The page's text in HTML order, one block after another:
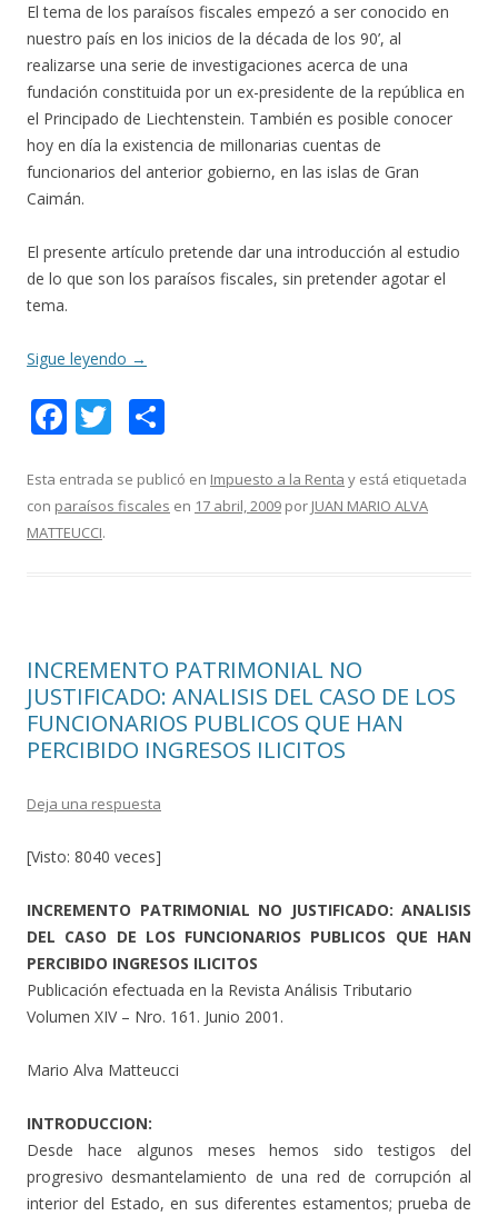
El tema de los paraísos fiscales empezó a ser conocido en
nuestro país en los inicios de la década de los 90’, al
realizarse una serie de investigaciones acerca de una
fundación constituida por un ex-presidente de la república en
el Principado de Liechtenstein. También es posible conocer
hoy en día la existencia de millonarias cuentas de
funcionarios del anterior gobierno, en las islas de Gran
Caimán.
El presente artículo pretende dar una introducción al estudio
de lo que son los paraísos fiscales, sin pretender agotar el
tema.
Sigue leyendo →
F
e
b
T
itt
er
m
p
Esta entrada se publicó en Impuesto a la Renta y está etiquetada
con paraísos fiscales en 17 abril, 2009 por JUAN MARIO ALVA
MATTEUCCI.
INCREMENTO PATRIMONIAL NO
JUSTIFICADO: ANALISIS DEL CASO DE LOS
FUNCIONARIOS PUBLICOS QUE HAN
PERCIBIDO INGRESOS ILICITOS
Deja una respuesta
[Visto: 8040 veces]
INCREMENTO PATRIMONIAL NO JUSTIFICADO: ANALISIS
DEL CASO DE LOS FUNCIONARIOS PUBLICOS QUE HAN
PERCIBIDO INGRESOS ILICITOS
Publicación efectuada en la Revista Análisis Tributario
Volumen XIV – Nro. 161. Junio 2001.
Mario Alva Matteucci
INTRODUCCION:
Desde hace algunos meses hemos sido testigos del
progresivo desmantelamiento de una red de corrupción al
interior del Estado, en sus diferentes estamentos; prueba de